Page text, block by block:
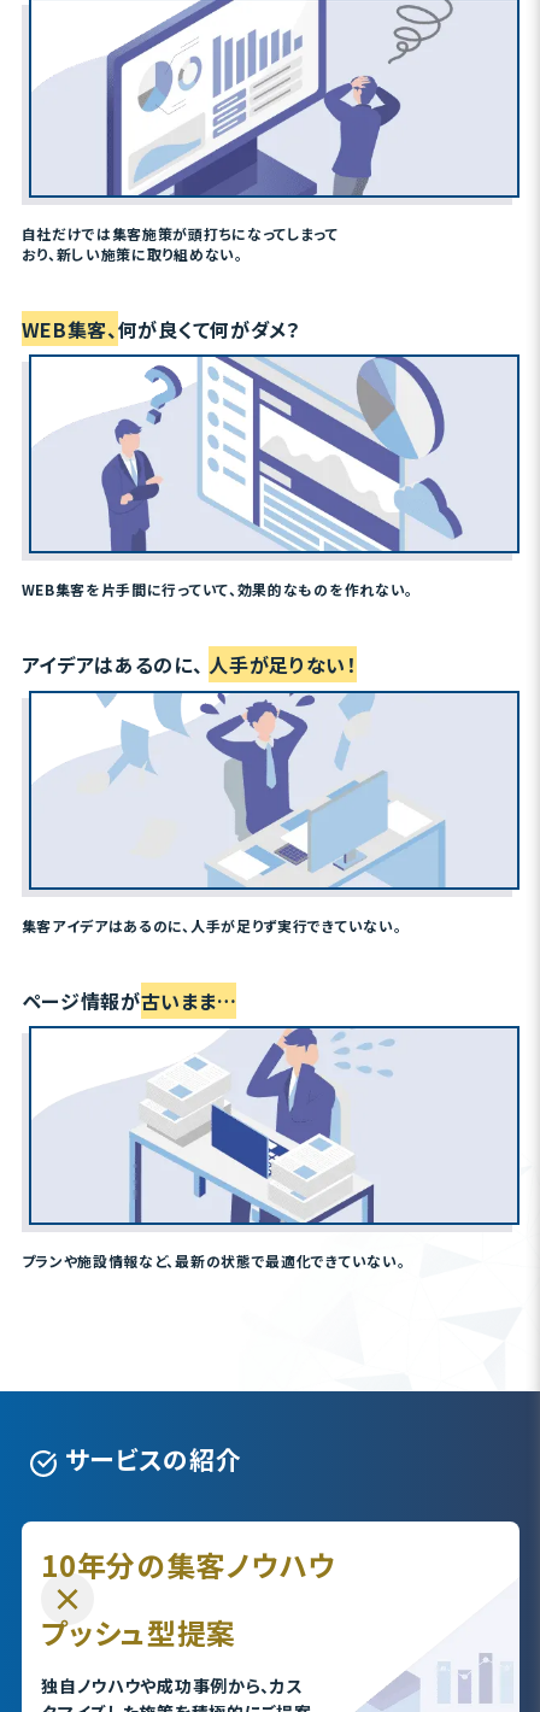
自社だけでは集客施策が頭打ちになってしまって
おり、新しい施策に取り組めない。
WEB集客、何が良くて何がダメ？
WEB集客を片手間に行っていて、効果的なものを作れない。
アイデアはあるのに、 人手が足りない！
集客アイデアはあるのに、人手が足りず実行できていない。
ページ情報が古いまま…
プランや施設情報など、最新の状態で最適化できていない。
サービスの紹介
10年分の集客ノウハウ
プッシュ型提案
独自ノウハウや成功事例から、カス